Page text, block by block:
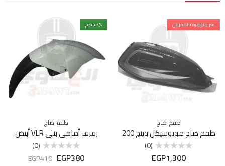
غير متوفرة بالمخزون
طقم-صاج
طقم صاج موتوسيكل وينج 200
التقييم
(0)
EGP1,300
7% خصم
طقم-صاج
رفرف أمامي بنلي VLR أبيض
التقييم
(0)
EGP380
EGP410